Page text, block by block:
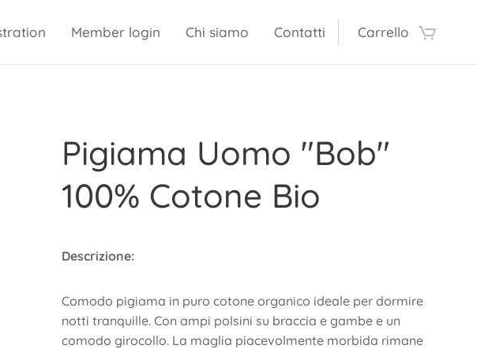
Member login Chi siamo Contatti Carrello
Pigiama Uomo "Bob"
100% Cotone Bio
Descrizione:
Comodo pigiama in puro cotone organico ideale per dormire
notti tranquille. Con ampi polsini su braccia e gambe e un
comodo girocollo. La maglia piacevolmente morbida rimane